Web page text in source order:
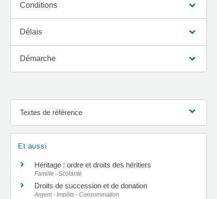
Conditions
Délais
Démarche
Textes de référence
Et aussi
Héritage : ordre et droits des héritiers
Famille - Scolarité
Droits de succession et de donation
Argent - Impôts - Consommation